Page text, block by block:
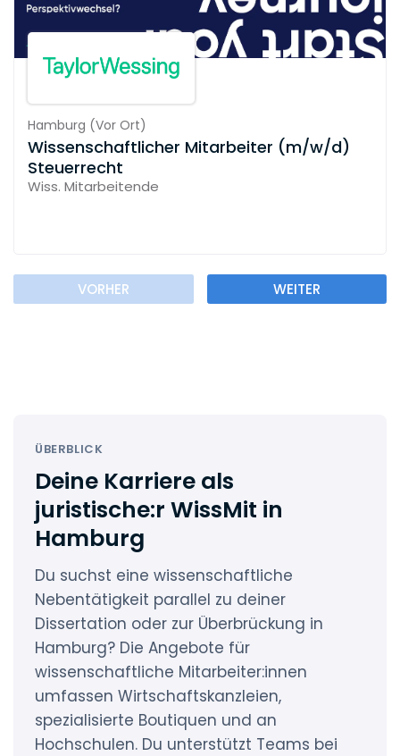
Hamburg (Vor Ort)
Wissenschaftlicher Mitarbeiter (m/w/d)
Steuerrecht
Wiss. Mitarbeitende
VORHER WEITER
ÜBERBLICK
Deine Karriere als
juristische:r WissMit in
Hamburg
Du suchst eine wissenschaftliche
Nebentätigkeit parallel zu deiner
Dissertation oder zur Überbrückung in
Hamburg? Die Angebote für
wissenschaftliche Mitarbeiter:innen
umfassen Wirtschaftskanzleien,
spezialisierte Boutiquen und an
Hochschulen. Du unterstützt Teams bei